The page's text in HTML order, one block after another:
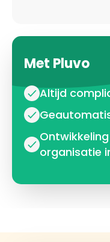
Met Pluvo
Altijd
organisatie